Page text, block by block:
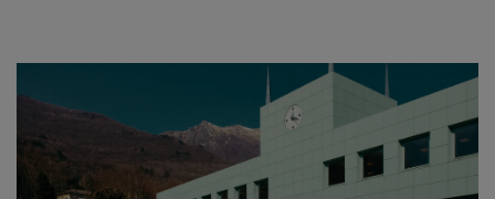
Edizione